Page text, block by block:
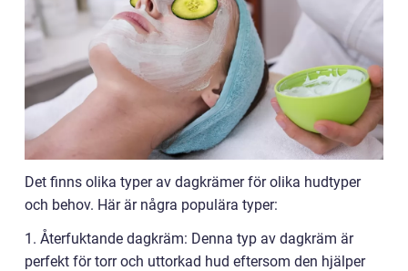
Det finns olika typer av dagkrämer för olika hudtyper
och behov. Här är några populära typer:
1. Återfuktande dagkräm: Denna typ av dagkräm är
perfekt för torr och uttorkad hud eftersom den hjälper